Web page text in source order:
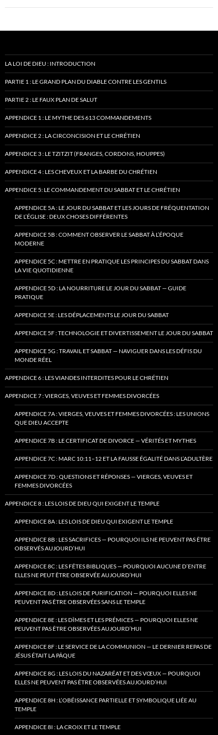
LA LOI DE DIEU : INTRODUCTION
PARTIE 1 : LE GRAND PLAN DU DIABLE CONTRE LES GENTILS
PARTIE 2 : LE FAUX PLAN DE SALUT
APPENDICE 1 : LE MYTHE DES 613 COMMANDEMENTS
APPENDICE 2 : LA CIRCONCISION ET LE CHRÉTIEN
APPENDICE 3 : LE TZITZIT (FRANGES, CORDONS, HOUPPES)
APPENDICE 4 : LES CHEVEUX ET LA BARBE DU CHRÉTIEN
APPENDICE 5: LE COMMANDEMENT DU SABBAT ET LE CHRÉTIEN
APPENDICE 5A : LE JOUR DU SABBAT ET LES JOURS DE FRÉQUENTATION
DE L’ÉGLISE : DEUX CHOSES DIFFÉRENTES
APPENDICE 5B : COMMENT OBSERVER LE SABBAT À L’ÉPOQUE
MODERNE
APPENDICE 5C : METTRE EN PRATIQUE LES PRINCIPES DU SABBAT DANS
LA VIE QUOTIDIENNE
APPENDICE 5D : LA NOURRITURE LE JOUR DU SABBAT — GUIDE
PRATIQUE
APPENDICE 5E : LES DÉPLACEMENTS LE JOUR DU SABBAT
APPENDICE 5F : TECHNOLOGIE ET DIVERTISSEMENT LE JOUR DU SABBAT
APPENDICE 5G : TRAVAIL ET SABBAT — NAVIGUER DANS LES DÉFIS DU
MONDE RÉEL
APPENDICE 6 : LES VIANDES INTERDITES POUR LE CHRÉTIEN
APPENDICE 7 : VIERGES, VEUVES ET FEMMES DIVORCÉES
APPENDICE 7A : VIERGES, VEUVES ET FEMMES DIVORCÉES : LES UNIONS
QUE DIEU ACCEPTE
APPENDICE 7B : LE CERTIFICAT DE DIVORCE — VÉRITÉS ET MYTHES
APPENDICE 7C : MARC 10:11–12 ET LA FAUSSE ÉGALITÉ DANS L’ADULTÈRE
APPENDICE 7D : QUESTIONS ET RÉPONSES — VIERGES, VEUVES ET
FEMMES DIVORCÉES
APPENDICE 8 : LES LOIS DE DIEU QUI EXIGENT LE TEMPLE
APPENDICE 8A : LES LOIS DE DIEU QUI EXIGENT LE TEMPLE
APPENDICE 8B : LES SACRIFICES — POURQUOI ILS NE PEUVENT PAS ÊTRE
OBSERVÉS AUJOURD’HUI
APPENDICE 8C : LES FÊTES BIBLIQUES — POURQUOI AUCUNE D’ENTRE
ELLES NE PEUT ÊTRE OBSERVÉE AUJOURD’HUI
APPENDICE 8D : LES LOIS DE PURIFICATION — POURQUOI ELLES NE
PEUVENT PAS ÊTRE OBSERVÉES SANS LE TEMPLE
APPENDICE 8E : LES DÎMES ET LES PRÉMICES — POURQUOI ELLES NE
PEUVENT PAS ÊTRE OBSERVÉES AUJOURD’HUI
APPENDICE 8F : LE SERVICE DE LA COMMUNION — LE DERNIER REPAS DE
JÉSUS ÉTAIT LA PÂQUE
APPENDICE 8G : LES LOIS DU NAZARÉAT ET DES VŒUX — POURQUOI
ELLES NE PEUVENT PAS ÊTRE OBSERVÉES AUJOURD’HUI
APPENDICE 8H : L’OBÉISSANCE PARTIELLE ET SYMBOLIQUE LIÉE AU
TEMPLE
APPENDICE 8I : LA CROIX ET LE TEMPLE